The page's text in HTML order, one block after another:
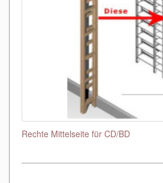
Rechte Mittelseite für CD/BD